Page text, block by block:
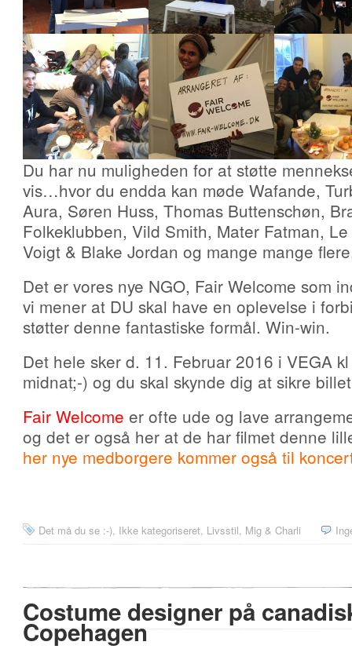
Du har nu muligheden for at støtte
vis…hvor du endda kan møde Wafande,
Aura, Søren Huss, Thomas Buttenschøn,
Folkeklubben, Vild Smith, Mater Fatman,
Voigt & Blake Jordan og mange mange
Det er vores nye NGO, Fair Welcome som
vi mener at DU skal have en oplevelse i
støtter denne fantastiske formål. Win-win.
Det hele sker d. 11. Februar 2016 i VEGA
midnat;-) og du skal skynde dig at sikre
Fair Welcome er ofte ude og lave
og det er også her at de har filmet denne
her nye medborgere kommer også til
Det må du se :-), Ikke kategoriseret, Livsstil, Mig & Charli
Costume designer på
Copehagen